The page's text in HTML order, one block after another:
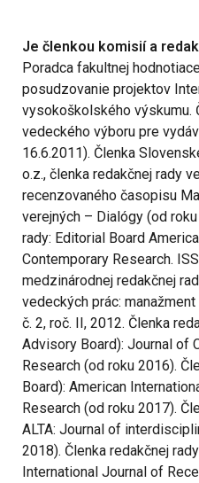
Je členkou komisií a
Poradca fakultnej
posudzovanie projektov
vysokoškolského výskumu.
vedeckého výboru pre
16.6.2011). Členka
o.z., členka redakčnej rady
recenzovaného časopisu
verejných – Dialógy (od
rady: Editorial Board
Contemporary Research.
medzinárodnej redakčnej
vedeckých prác:
č. 2, roč. II, 2012. Členka
Advisory Board): Journal of
Research (od roku 2016).
Board): American
Research (od roku 2017).
ALTA: Journal of
2018). Členka redakčnej
International Journal of